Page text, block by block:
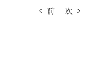
前 次